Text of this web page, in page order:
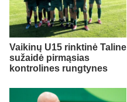
Vaikinų U15 rinktinė Taline
sužaidė pirmąsias
kontrolines rungtynes